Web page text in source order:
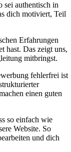
sei authentisch in
dich motiviert, Teil
Erfahrungen
hast. Das zeigt uns,
mitbringst.
fehlerfrei ist
einen guten
so einfach wie
Website. So
und dich